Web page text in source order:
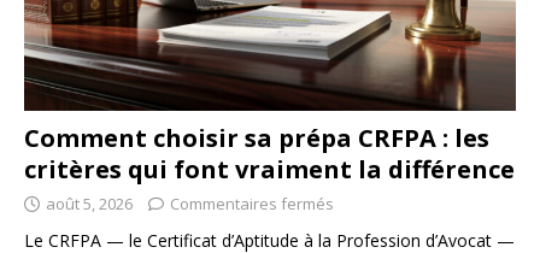
Comment choisir sa prépa CRFPA : les
critères qui font vraiment la différence
août 5, 2026 Commentaires fermés
Le CRFPA — le Certificat d’Aptitude à la Profession d’Avocat —